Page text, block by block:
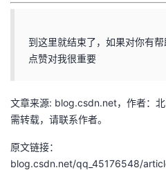
到这里就结束了，如果对你有
点赞对我很重要
文章来源: blog.csdn.net，作者：
需转载，请联系作者。
原文链接：
blog.csdn.net/qq_45176548/